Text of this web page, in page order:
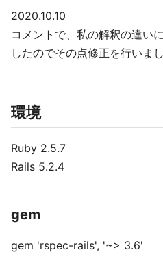
2020.10.10
コメントで、私の解釈の違い
したのでその点修正を行いまし
環境
Ruby 2.5.7
Rails 5.2.4
gem
gem 'rspec-rails', '~> 3.6'